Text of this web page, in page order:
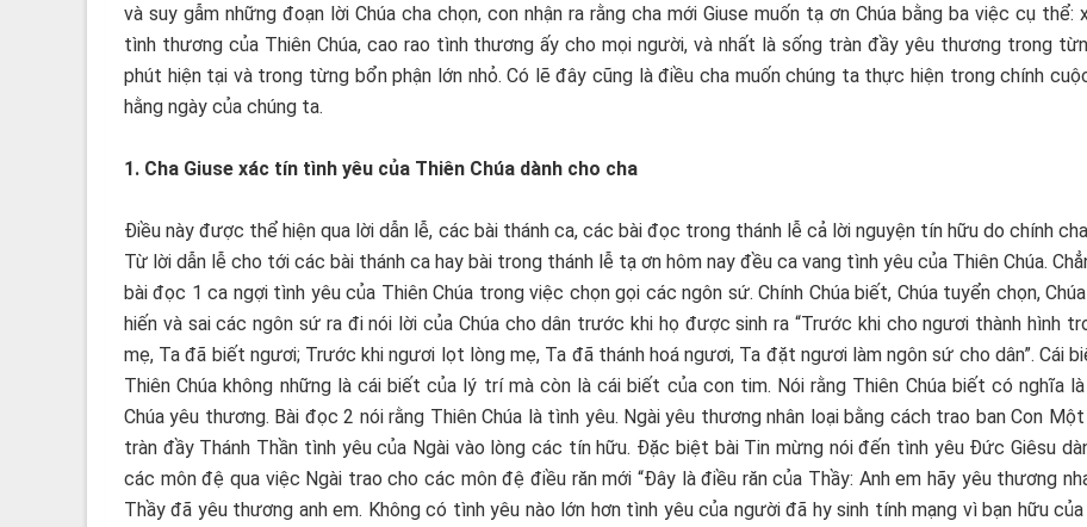
và suy gẫm những đoạn lời Chúa cha chọn, con nhận ra rằng cha mới Giuse muốn tạ ơn Chúa bằng ba việc cụ thể:
tình thương của Thiên Chúa, cao rao tình thương ấy cho mọi người, và nhất là sống tràn đầy yêu thương trong
phút hiện tại và trong từng bổn phận lớn nhỏ. Có lẽ đây cũng là điều cha muốn chúng ta thực hiện trong chính
hằng ngày của chúng ta.
1. Cha Giuse xác tín tình yêu của Thiên Chúa dành cho cha
Điều này được thể hiện qua lời dẫn lễ, các bài thánh ca, các bài đọc trong thánh lễ cả lời nguyện tín hữu do chính
Từ lời dẫn lễ cho tới các bài thánh ca hay bài trong thánh lễ tạ ơn hôm nay đều ca vang tình yêu của Thiên Chúa.
bài đọc 1 ca ngợi tình yêu của Thiên Chúa trong việc chọn gọi các ngôn sứ. Chính Chúa biết, Chúa tuyển chọn,
hiến và sai các ngôn sứ ra đi nói lời của Chúa cho dân trước khi họ được sinh ra “Trước khi cho ngươi thành hình
mẹ, Ta đã biết ngươi; Trước khi ngươi lọt lòng mẹ, Ta đã thánh hoá ngươi, Ta đặt ngươi làm ngôn sứ cho dân”. Cái
Thiên Chúa không những là cái biết của lý trí mà còn là cái biết của con tim. Nói rằng Thiên Chúa biết có nghĩa
Chúa yêu thương. Bài đọc 2 nói rằng Thiên Chúa là tình yêu. Ngài yêu thương nhân loại bằng cách trao ban Con
tràn đầy Thánh Thần tình yêu của Ngài vào lòng các tín hữu. Đặc biệt bài Tin mừng nói đến tình yêu Đức Giêsu
các môn đệ qua việc Ngài trao cho các môn đệ điều răn mới “Đây là điều răn của Thầy: Anh em hãy yêu thương
Thầy đã yêu thương anh em. Không có tình yêu nào lớn hơn tình yêu của người đã hy sinh tính mạng vì bạn hữu của